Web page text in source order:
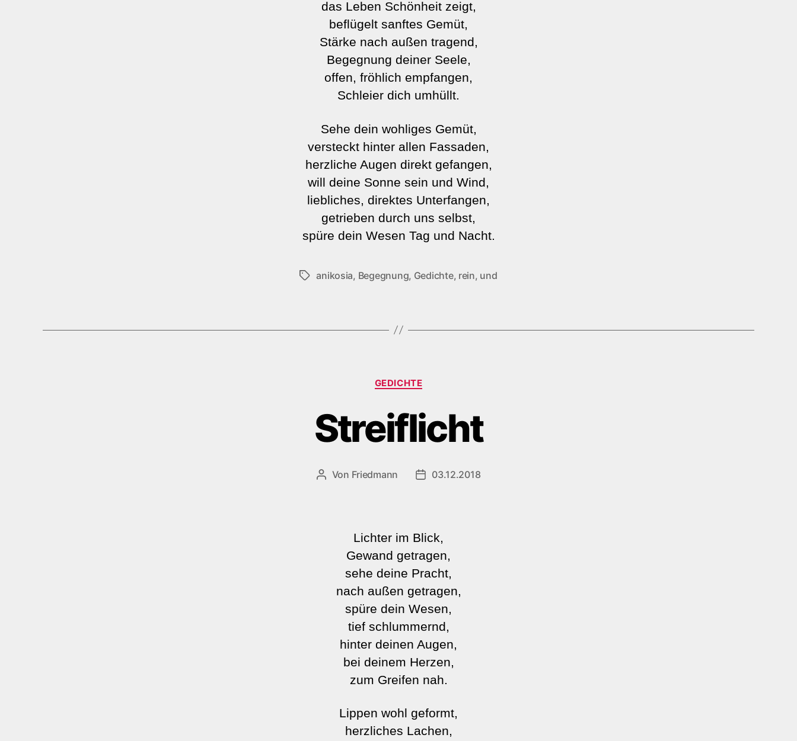
das Leben Schönheit zeigt,
beflügelt sanftes Gemüt,
Stärke nach außen tragend,
Begegnung deiner Seele,
offen, fröhlich empfangen,
Schleier dich umhüllt.
Sehe dein wohliges Gemüt,
versteckt hinter allen Fassaden,
herzliche Augen direkt gefangen,
will deine Sonne sein und Wind,
liebliches, direktes Unterfangen,
getrieben durch uns selbst,
spüre dein Wesen Tag und Nacht.
Schlagwörter
anikosia, Begegnung, Gedichte, rein, und
Kategorien
GEDICHTE
Streiflicht
Beitragsautor
Von Friedmann Veröffentlichungsdatum
03.12.2018
Lichter im Blick,
Gewand getragen,
sehe deine Pracht,
nach außen getragen,
spüre dein Wesen,
tief schlummernd,
hinter deinen Augen,
bei deinem Herzen,
zum Greifen nah.
Lippen wohl geformt,
herzliches Lachen,